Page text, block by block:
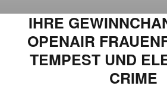
IHRE
OPENAIR
TEMPEST UND
CRIME